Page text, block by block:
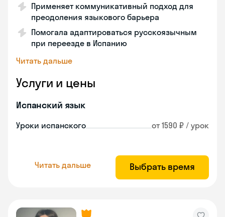
Применяет коммуникативный подход для
преодоления языкового барьера
Помогала адаптироваться русскоязычным
при переезде в Испанию
Читать дальше
Услуги и цены
Испанский язык
Уроки испанского от 1590 ₽ / урок
Читать дальше Выбрать время